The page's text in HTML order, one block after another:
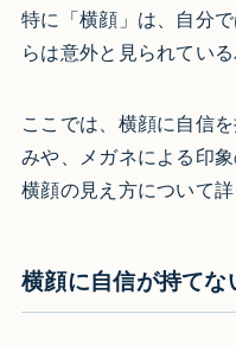
特に「横顔」は、自分
らは意外と見られている
ここでは、横顔に自信
みや、メガネによる印
横顔の見え方について
横顔に自信が持て